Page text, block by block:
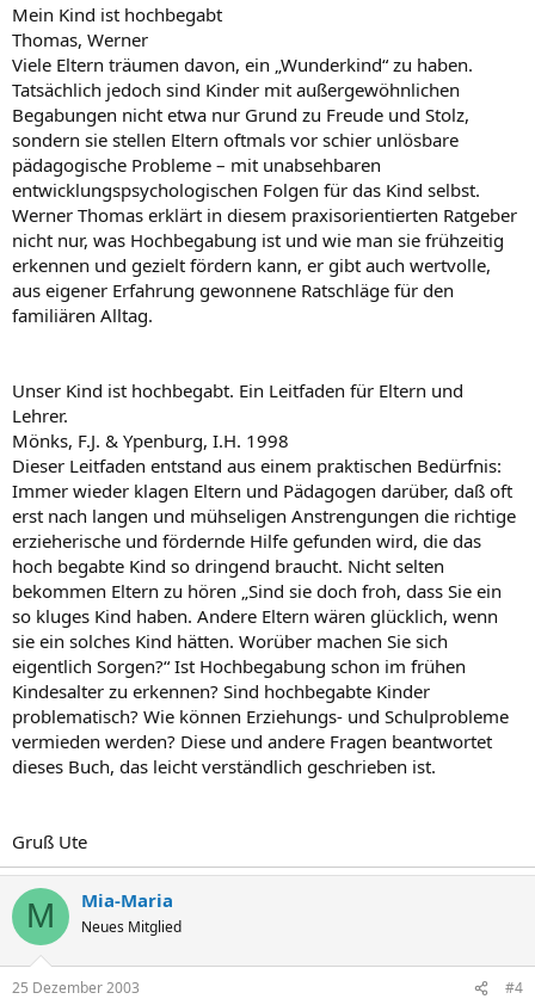
Mein Kind ist hochbegabt
Thomas, Werner
Viele Eltern träumen davon, ein „Wunderkind“ zu haben.
Tatsächlich jedoch sind Kinder mit außergewöhnlichen
Begabungen nicht etwa nur Grund zu Freude und Stolz,
sondern sie stellen Eltern oftmals vor schier unlösbare
pädagogische Probleme – mit unabsehbaren
entwicklungspsychologischen Folgen für das Kind selbst.
Werner Thomas erklärt in diesem praxisorientierten Ratgeber
nicht nur, was Hochbegabung ist und wie man sie frühzeitig
erkennen und gezielt fördern kann, er gibt auch wertvolle,
aus eigener Erfahrung gewonnene Ratschläge für den
familiären Alltag.
Unser Kind ist hochbegabt. Ein Leitfaden für Eltern und
Lehrer.
Mönks, F.J. & Ypenburg, I.H. 1998
Dieser Leitfaden entstand aus einem praktischen Bedürfnis:
Immer wieder klagen Eltern und Pädagogen darüber, daß oft
erst nach langen und mühseligen Anstrengungen die richtige
erzieherische und fördernde Hilfe gefunden wird, die das
hoch begabte Kind so dringend braucht. Nicht selten
bekommen Eltern zu hören „Sind sie doch froh, dass Sie ein
so kluges Kind haben. Andere Eltern wären glücklich, wenn
sie ein solches Kind hätten. Worüber machen Sie sich
eigentlich Sorgen?“ Ist Hochbegabung schon im frühen
Kindesalter zu erkennen? Sind hochbegabte Kinder
problematisch? Wie können Erziehungs- und Schulprobleme
vermieden werden? Diese und andere Fragen beantwortet
dieses Buch, das leicht verständlich geschrieben ist.
Gruß Ute
M Mia-Maria
Neues Mitglied
25 Dezember 2003 #4